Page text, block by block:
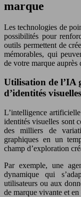
marque
Les technologies de
possibilités pour
outils permettent de
mémorables, qui
de votre marque auprès
Utilisation de l’IA
d’identités
L’intelligence
identités visuelles sont
des milliers de
graphiques en un
champ d’exploration
Par exemple, une
dynamique qui
utilisateurs ou aux
de marque vivante et